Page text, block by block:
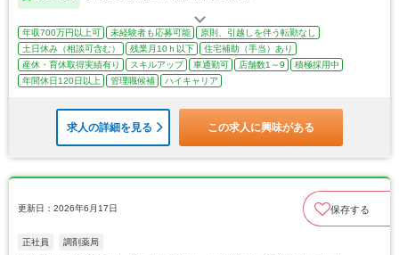
年収700万円以上可 未経験者も応募可能
原則、引越しを伴う転勤なし
土日休み（相談可含む）
残業月10ｈ以下
住宅補助（手当）あり
産休・育休取得実績有り
スキルアップ 車通勤可 店舗数1～9
積極採用中
年間休日120日以上
管理職候補 ハイキャリア
求人の詳細を見る この求人に興味がある
更新日：2026年6月17日 保存する
正社員 調剤薬局